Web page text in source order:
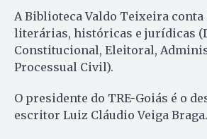
A Biblioteca Valdo Teixeira
literárias, históricas e jurídicas
Constitucional, Eleitoral,
Processual Civil).
O presidente do TRE-Goiás é o
escritor Luiz Cláudio Veiga Braga.